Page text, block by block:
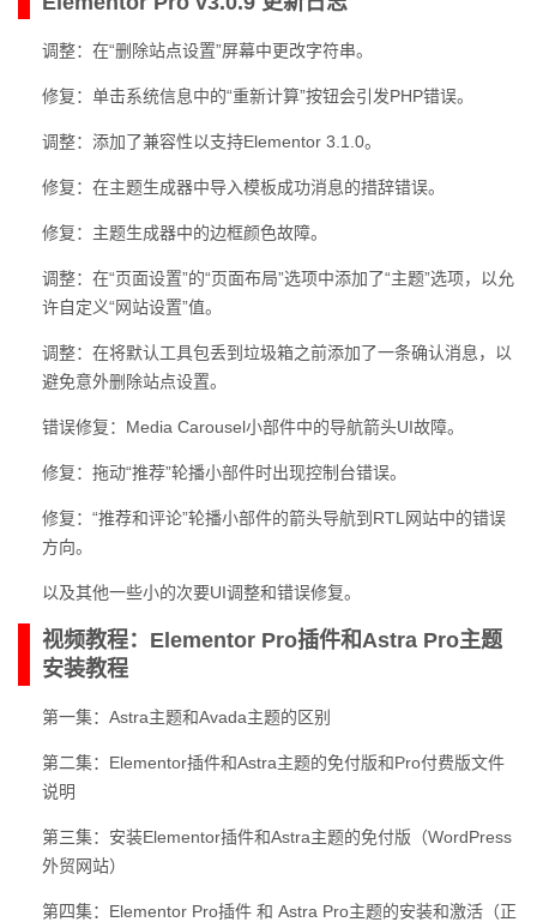
调整：在“删除站点设置”屏幕中更改字符串。
修复：单击系统信息中的“重新计算”按钮会引发PHP错误。
调整：添加了兼容性以支持Elementor 3.1.0。
修复：在主题生成器中导入模板成功消息的措辞错误。
修复：主题生成器中的边框颜色故障。
调整：在“页面设置”的“页面布局”选项中添加了“主题”选项，以允
许自定义“网站设置”值。
调整：在将默认工具包丢到垃圾箱之前添加了一条确认消息，以
避免意外删除站点设置。
错误修复：Media Carousel小部件中的导航箭头UI故障。
修复：拖动“推荐”轮播小部件时出现控制台错误。
修复：“推荐和评论”轮播小部件的箭头导航到RTL网站中的错误
方向。
以及其他一些小的次要UI调整和错误修复。
视频教程：Elementor Pro插件和Astra Pro主题
安装教程
第一集：Astra主题和Avada主题的区别
第二集：Elementor插件和Astra主题的免付版和Pro付费版文件
说明
第三集：安装Elementor插件和Astra主题的免付版（WordPress
外贸网站）
第四集：Elementor Pro插件 和 Astra Pro主题的安装和激活（正